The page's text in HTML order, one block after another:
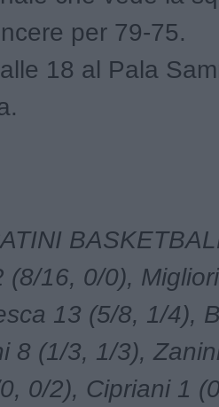
per 79-75.
18 al Pala
(8/16, 0/0),
13 (5/8, 1/4),
8 (1/3, 1/3),
0/2), Cipriani 1